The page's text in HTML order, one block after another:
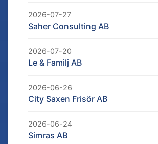
2026-07-27
Saher Consulting AB
2026-07-20
Le & Familj AB
2026-06-26
City Saxen Frisör AB
2026-06-24
Simras AB